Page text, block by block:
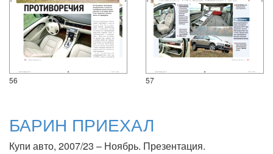
56 57
БАРИН ПРИЕХАЛ
Купи авто, 2007/23 – Ноябрь. Презентация.